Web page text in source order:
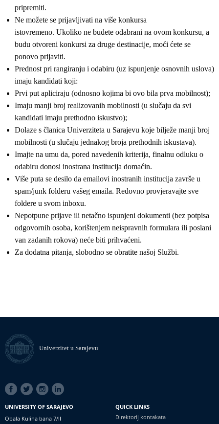
pripremiti.
Ne možete se prijavljivati na više konkursa
istovremeno. Ukoliko ne budete odabrani na ovom konkursu, a
budu otvoreni konkursi za druge destinacije, moći ćete se
ponovo prijaviti.
Prednost pri rangiranju i odabiru (uz ispunjenje osnovnih uslova)
imaju kandidati koji:
Prvi put apliciraju (odnosno kojima bi ovo bila prva mobilnost);
Imaju manji broj realizovanih mobilnosti (u slučaju da svi
kandidati imaju prethodno iskustvo);
Dolaze s članica Univerziteta u Sarajevu koje bilježe manji broj
mobilnosti (u slučaju jednakog broja prethodnih iskustava).
Imajte na umu da, pored navedenih kriterija, finalnu odluku o
odabiru donosi inostrana institucija domaćin.
Više puta se desilo da emailovi inostranih institucija završe u
spam/junk folderu vašeg emaila. Redovno provjeravajte sve
foldere u svom inboxu.
Nepotpune prijave ili netačno ispunjeni dokumenti (bez potpisa
odgovornih osoba, korištenjem neispravnih formulara ili poslani
van zadanih rokova) neće biti prihvaćeni.
Za dodatna pitanja, slobodno se obratite našoj Službi.
Univerzitet u Sarajevu
SOCIAL
LINKS
UNIVERSITY OF SARAJEVO
Obala Kulina bana 7/II
QUICK LINKS
Direktorij kontakata